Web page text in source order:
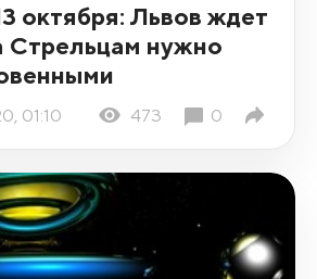
октября: Львов ждет
Стрельцам нужно
01:10 473 0